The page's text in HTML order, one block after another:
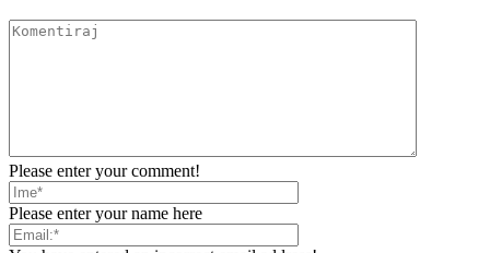
Please enter your comment!
Please enter your name here